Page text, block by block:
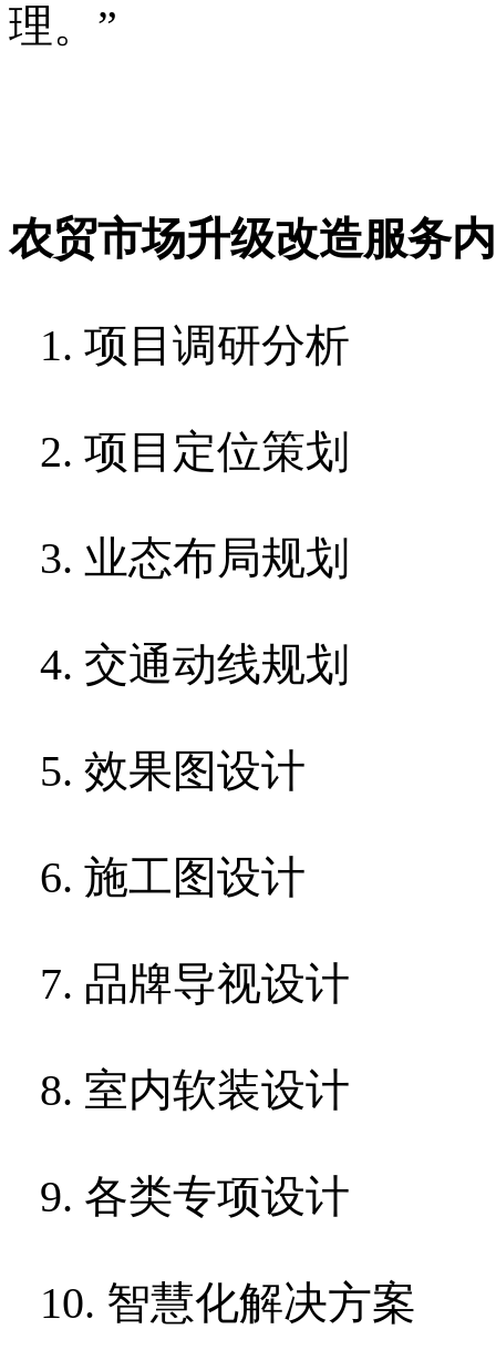
理。”
农贸市场升级改造服务
1.项目调研分析
2.项目定位策划
3. 业态布局规划
4. 交通动线规划
5.效果图设计
6.施工图设计
7. 品牌导视设计
8. 室内软装设计
9. 各类专项设计
10. 智慧化解决方案